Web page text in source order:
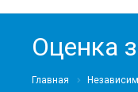
Оценка
Главная